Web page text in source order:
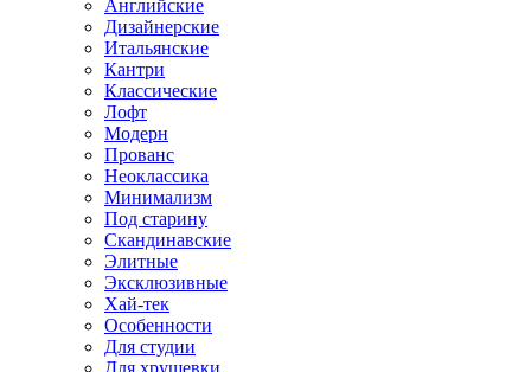
Английские
Дизайнерские
Итальянские
Кантри
Классические
Лофт
Модерн
Прованс
Неоклассика
Минимализм
Под старину
Скандинавские
Элитные
Эксклюзивные
Хай-тек
Особенности
Для студии
Для хрущевки